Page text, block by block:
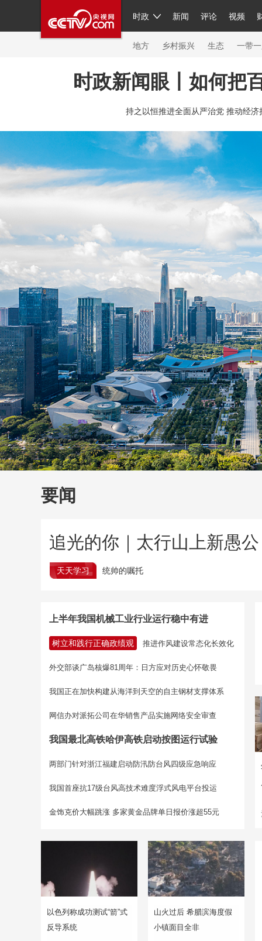
时政 新闻 评论 视频
人民领袖习近平 联播+ 中国
直播 片库 栏目大全 节目单
繁体 海外频道 iPanda
地方 乡村振兴 生态 一带
总台春晚 网络春晚 共产党员网 秧纪录 纪
新闻 国内 国际 评论 经济 军事 科技
人民领袖习近平 联播+ 热解读 天天学习
视频 小央视频 小央直播 直播中国 熊猫频
蓝海中国 新兵请入
直播 2026年冬奥
CCTV奥林匹克频道 生活体育大会
财经 教育 乡村振兴 生态环境 一带一路
大国智造 大国展会 大国保险 云顶对话 云
CCTV.节目官网 直播 节目单 栏目 片库
时政新闻眼丨如何把
持之以恒推进全面从严治党 推动经
要闻
追光的你｜太行山上新愚公
天天学习 统帅的嘱托
上半年我国机械工业行业运行稳中有进
树立和践行正确政绩观 推进作风建设常态化长效化
外交部谈广岛核爆81周年：日方应对历史心怀敬畏
我国正在加快构建从海洋到天空的自主钢材支撑体系
网信办对派拓公司在华销售产品实施网络安全审查
我国最北高铁哈伊高铁启动按图运行试验
两部门针对浙江福建启动防汛防台风四级应急响应
我国首座抗17级台风高技术难度浮式风电平台投运
金饰克价大幅跳涨 多家黄金品牌单日报价涨超55元
以色列称成功测试“箭”式
反导系统
山火过后 希腊滨海度假
小镇面目全非